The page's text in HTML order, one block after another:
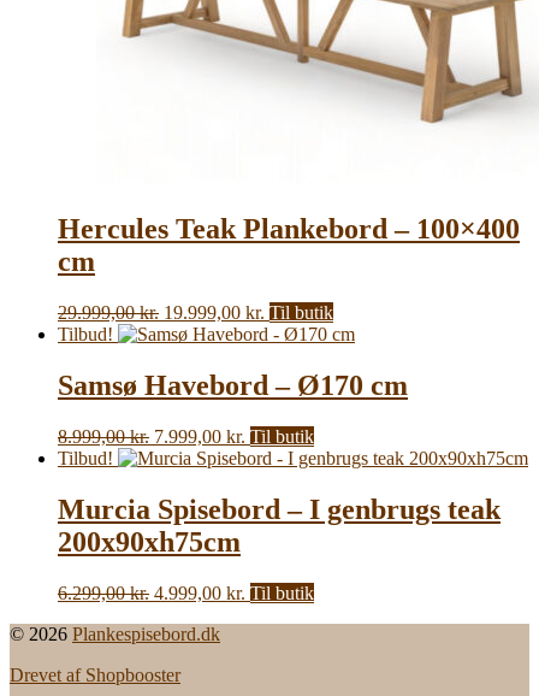
Hercules Teak Plankebord – 100×400
cm
29.999,00kr. Den
oprindelige
var:
29.999,00 kr..
19.999,00 kr. Den
aktuelle
er:
19.999,00 kr..
Til butik
Tilbud!
Samsø Havebord – Ø170 cm
8.999,00kr. Den
oprindelige
var:
8.999,00 kr..
7.999,00 kr. Den
aktuelle
7.999,00 kr..
Til butik
Tilbud!
Murcia Spisebord – I genbrugs teak
200x90xh75cm
6.299,00kr. Den
pris
6.299,00 kr..
4.999,00 kr. Den
Til butik
© 2026 Plankespisebord.dk
Drevet af Shopbooster